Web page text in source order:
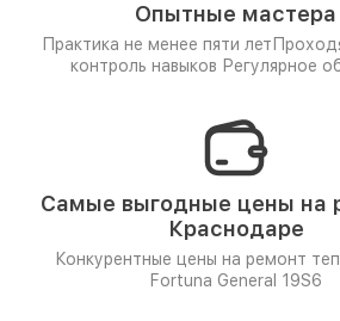
Опытные мастера
Практика не менее пяти лет
контроль навыков Регулярное
Самые выгодные цены на
Краснодаре
Конкурентные цены на ремонт
Fortuna General 19S6